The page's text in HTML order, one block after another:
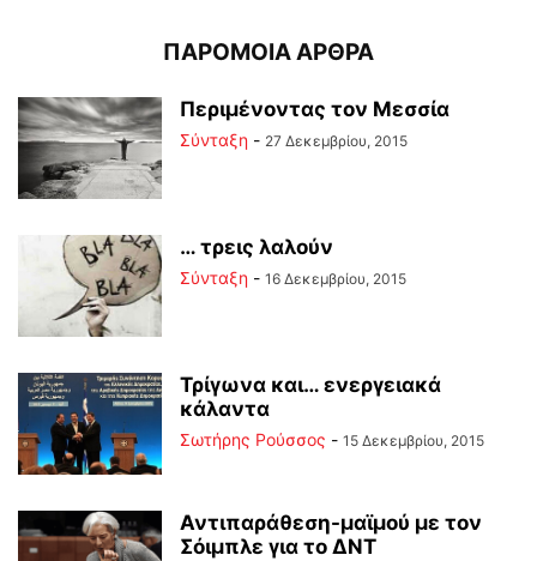
ΠΑΡΟΜΟΙΑ ΑΡΘΡΑ
Περιμένοντας τον Μεσσία
Σύνταξη - 27 Δεκεμβρίου, 2015
… τρεις λαλούν
Σύνταξη - 16 Δεκεμβρίου, 2015
Τρίγωνα και… ενεργειακά
κάλαντα
Σωτήρης Ρούσσος - 15 Δεκεμβρίου, 2015
Αντιπαράθεση-μαϊμού με τον
Σόιμπλε για το ΔΝΤ